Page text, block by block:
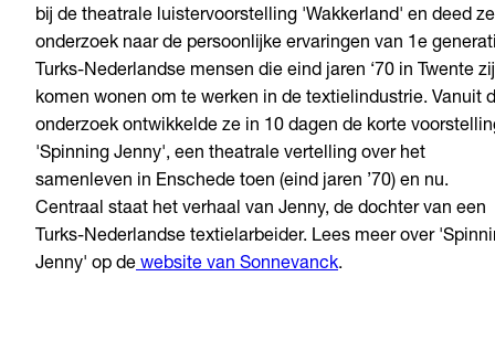
bij de theatrale luistervoorstelling 'Wakkerland' en deed ze
onderzoek naar de persoonlijke ervaringen van 1e
Turks-Nederlandse mensen die eind jaren ‘70 in Twente
komen wonen om te werken in de textielindustrie. Vanuit
onderzoek ontwikkelde ze in 10 dagen de korte
'Spinning Jenny', een theatrale vertelling over het
samenleven in Enschede toen (eind jaren ’70) en nu.
Centraal staat het verhaal van Jenny, de dochter van een
Turks-Nederlandse textielarbeider. Lees meer over
Jenny' op dewebsite van Sonnevanck.